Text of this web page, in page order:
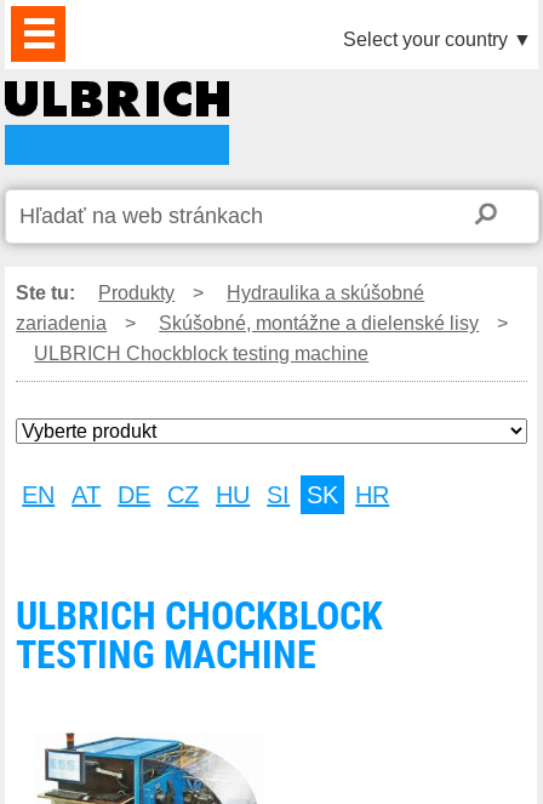
PRODUKTY
AKTUALITY
DOWNLOAD
VIDEO
PARTNERI
NÁS
KONTAKTY Select your country ▼
Ste tu: Produkty >
Hydraulika a skúšobné
zariadenia
> Skúšobné, montážne a dielenské lisy
>
ULBRICH Chockblock testing machine
EN AT DE CZ HU SI SK HR
ULBRICH CHOCKBLOCK
TESTING MACHINE